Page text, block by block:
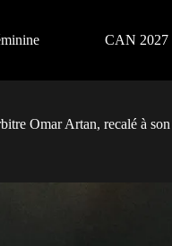
CAN 2027
Omar Artan, recalé à